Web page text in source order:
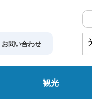
お問い合わせ
観光